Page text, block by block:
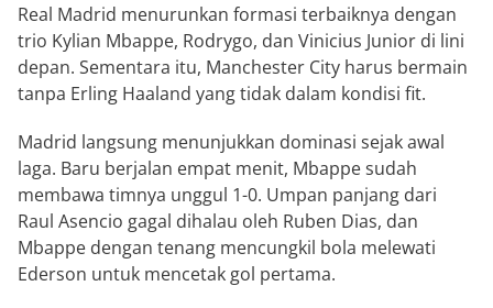
Real Madrid menurunkan formasi terbaiknya dengan
trio Kylian Mbappe, Rodrygo, dan Vinicius Junior di lini
depan. Sementara itu, Manchester City harus bermain
tanpa Erling Haaland yang tidak dalam kondisi fit.
Madrid langsung menunjukkan dominasi sejak awal
laga. Baru berjalan empat menit, Mbappe sudah
membawa timnya unggul 1-0. Umpan panjang dari
Raul Asencio gagal dihalau oleh Ruben Dias, dan
Mbappe dengan tenang mencungkil bola melewati
Ederson untuk mencetak gol pertama.